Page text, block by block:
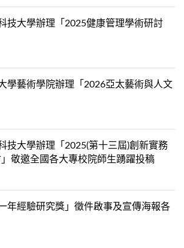
技大學辦理「2025健康管理學術研討
學藝術學院辦理「2026亞太藝術與人文
技大學辦理「2025(第十三屆)創新實務
敬邀全國各大專校院師生踴躍投稿
年經驗研究獎」徵件啟事及宣傳海報各